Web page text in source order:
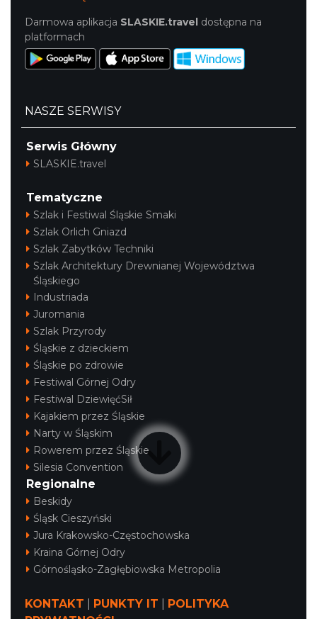
Darmowa aplikacja SLASKIE.travel dostępna na
platformach
NASZE SERWISY
Serwis Główny
SLASKIE.travel
Tematyczne
Szlak i Festiwal Śląskie Smaki
Szlak Orlich Gniazd
Szlak Zabytków Techniki
Szlak Architektury Drewnianej Województwa
Śląskiego
Industriada
Juromania
Szlak Przyrody
Śląskie z dzieckiem
Śląskie po zdrowie
Festiwal Górnej Odry
Festiwal DziewięćSił
Kajakiem przez Śląskie
Narty w Śląskim
Rowerem przez Śląskie
Silesia Convention
Regionalne
Beskidy
Śląsk Cieszyński
Jura Krakowsko-Częstochowska
Kraina Górnej Odry
Górnośląsko-Zagłębiowska Metropolia
KONTAKT PUNKTY IT
POLITYKA